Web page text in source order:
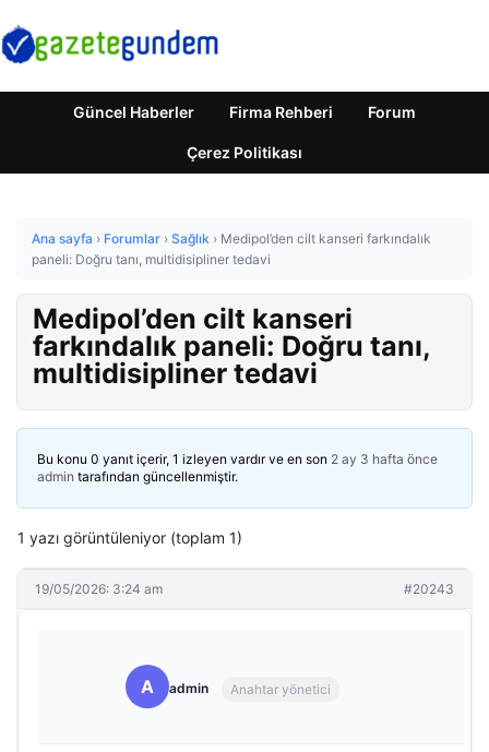
Güncel Haberler Firma Rehberi Forum
Çerez Politikası
Ana sayfa › Forumlar › Sağlık › Medipol’den cilt kanseri farkındalık
paneli: Doğru tanı, multidisipliner tedavi
Medipol’den cilt kanseri
farkındalık paneli: Doğru tanı,
multidisipliner tedavi
Bu konu 0 yanıt içerir, 1 izleyen vardır ve en son 2 ay 3 hafta önce
admin tarafından güncellenmiştir.
1 yazı görüntüleniyor (toplam 1)
19/05/2026: 3:24 am #20243
A admin Anahtar yönetici